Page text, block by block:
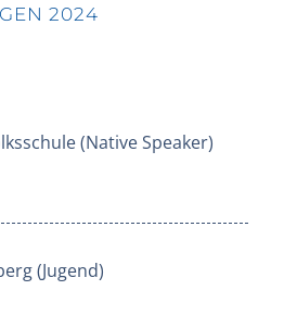
2024
(Native Speaker)
(Jugend)